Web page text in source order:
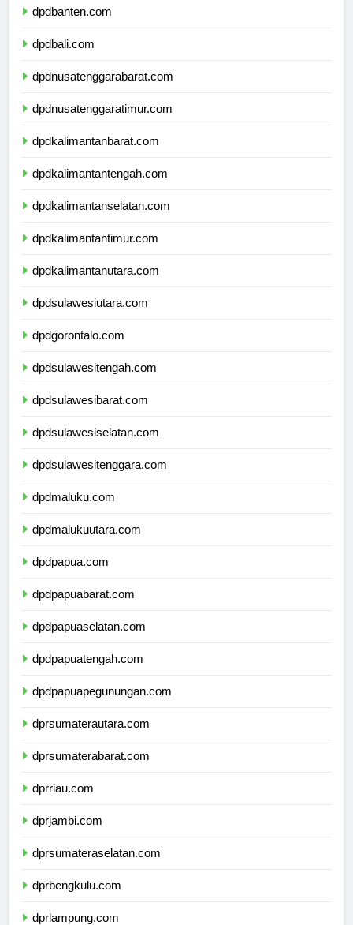
dpdbanten.com
dpdbali.com
dpdnusatenggarabarat.com
dpdnusatenggaratimur.com
dpdkalimantanbarat.com
dpdkalimantantengah.com
dpdkalimantanselatan.com
dpdkalimantantimur.com
dpdkalimantanutara.com
dpdsulawesiutara.com
dpdgorontalo.com
dpdsulawesitengah.com
dpdsulawesibarat.com
dpdsulawesiselatan.com
dpdsulawesitenggara.com
dpdmaluku.com
dpdmalukuutara.com
dpdpapua.com
dpdpapuabarat.com
dpdpapuaselatan.com
dpdpapuatengah.com
dpdpapuapegunungan.com
dprsumaterautara.com
dprsumaterabarat.com
dprriau.com
dprjambi.com
dprsumateraselatan.com
dprbengkulu.com
dprlampung.com